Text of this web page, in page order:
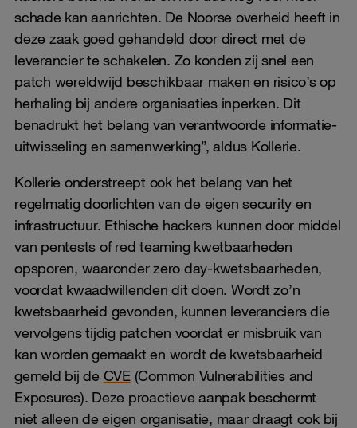
schade kan aanrichten. De Noorse overheid heeft in
deze zaak goed gehandeld door direct met de
leverancier te schakelen. Zo konden zij snel een
patch wereldwijd beschikbaar maken en risico’s op
herhaling bij andere organisaties inperken. Dit
benadrukt het belang van verantwoorde informatie-
uitwisseling en samenwerking”, aldus Kollerie.
Kollerie onderstreept ook het belang van het
regelmatig doorlichten van de eigen security en
infrastructuur. Ethische hackers kunnen door middel
van pentests of red teaming kwetbaarheden
opsporen, waaronder zero day-kwetsbaarheden,
voordat kwaadwillenden dit doen. Wordt zo’n
kwetsbaarheid gevonden, kunnen leveranciers die
vervolgens tijdig patchen voordat er misbruik van
kan worden gemaakt en wordt de kwetsbaarheid
gemeld bij de CVE(Common Vulnerabilities and
Exposures). Deze proactieve aanpak beschermt
niet alleen de eigen organisatie, maar draagt ook bij